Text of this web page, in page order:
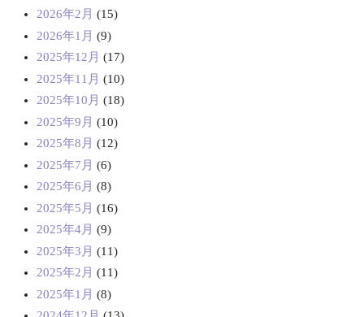
2026年2月 (15)
2026年1月 (9)
2025年12月 (17)
2025年11月 (10)
2025年10月 (18)
2025年9月 (10)
2025年8月 (12)
2025年7月 (6)
2025年6月 (8)
2025年5月 (16)
2025年4月 (9)
2025年3月 (11)
2025年2月 (11)
2025年1月 (8)